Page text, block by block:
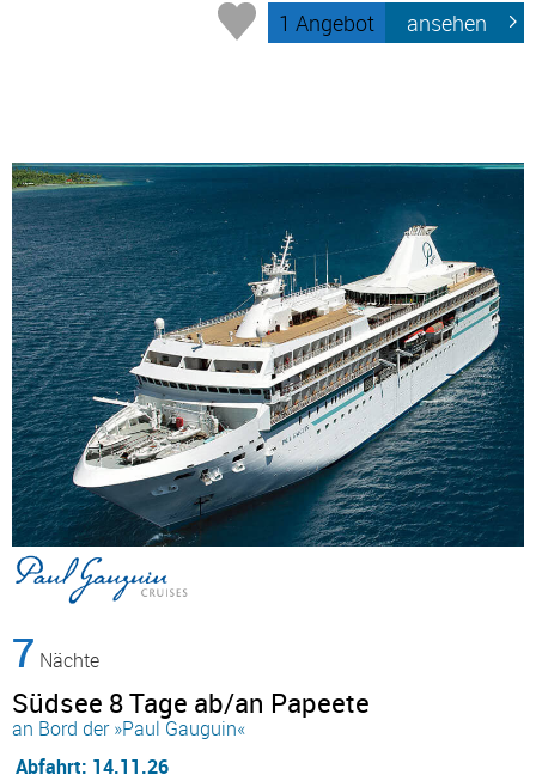
1 Angebot ansehen
7 Nächte
Südsee 8 Tage ab/an Papeete
an Bord der »Paul Gauguin«
Abfahrt: 14.11.26